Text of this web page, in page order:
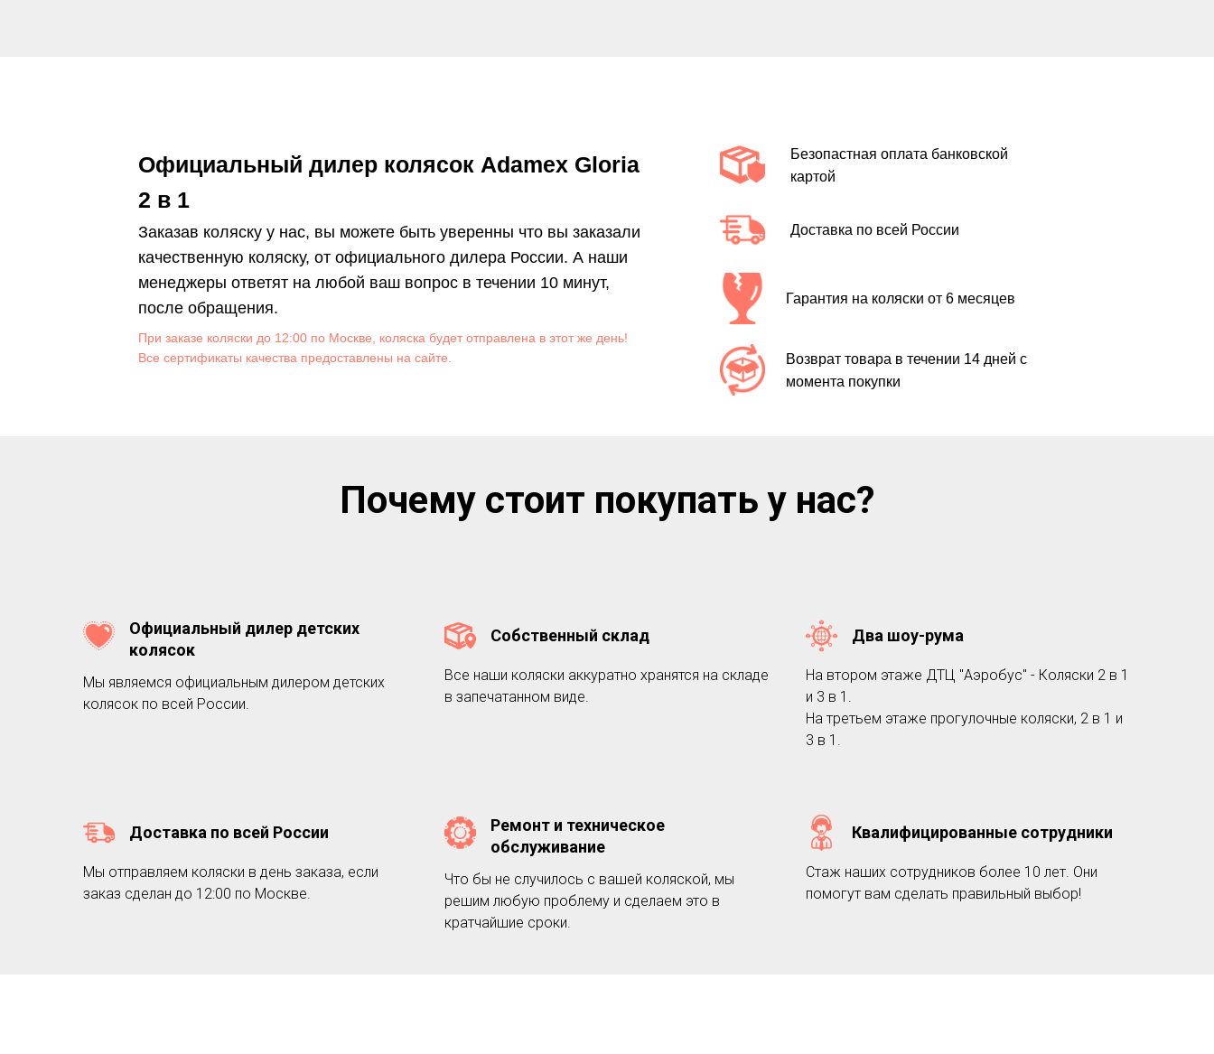
Официальный дилер колясок Adamex Gloria
2 в 1
Заказав коляску у нас, вы можете быть уверенны что вы заказали
качественную коляску, от официального дилера России. А наши
менеджеры ответят на любой ваш вопрос в течении 10 минут,
после обращения.
При заказе коляски до 12:00 по Москве, коляска будет отправлена в этот же день!
Все сертификаты качества предоставлены на сайте.
Возврат товара в течении 14 дней с
момента покупки
Гарантия на коляски от 6 месяцев
Безопастная оплата банковской
картой
Доставка по всей России
Почему стоит покупать у нас?
Официальный дилер детских
колясок
Мы являемся официальным дилером детских
колясок по всей России.
Собственный склад
Все наши коляски аккуратно хранятся на складе
в запечатанном виде.
Два шоу-рума
На втором этаже ДТЦ "Аэробус" - Коляски 2 в 1
и 3 в 1.
На третьем этаже прогулочные коляски, 2 в 1 и
3 в 1.
Доставка по всей России
Мы отправляем коляски в день заказа, если
заказ сделан до 12:00 по Москве.
Ремонт и техническое
обслуживание
Что бы не случилось с вашей коляской, мы
решим любую проблему и сделаем это в
кратчайшие сроки.
Квалифицированные сотрудники
Стаж наших сотрудников более 10 лет. Они
помогут вам сделать правильный выбор!